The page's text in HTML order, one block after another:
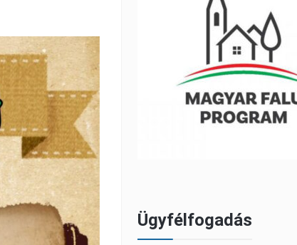
Ügyfélfogadás